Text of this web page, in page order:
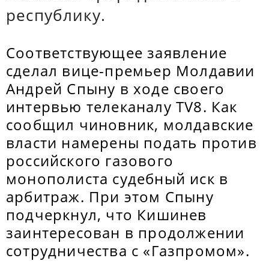
республику.
Соответствующее заявление
сделал вице-премьер Молдавии
Андрей Спыну в ходе своего
интервью телеканалу TV8. Как
сообщил чиновник, молдавские
власти намерены подать против
российского газового
монополиста судебный иск в
арбитраж. При этом Спыну
подчеркнул, что Кишинев
заинтересован в продолжении
сотрудничества с «Газпромом».